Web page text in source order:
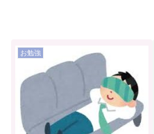
お勉強